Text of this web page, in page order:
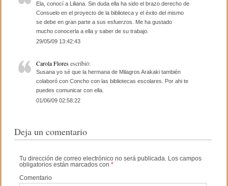
Ela, conocí a Liliana. Sin duda ella ha sido el brazo derecho de
Consuelo en el proyecto de la biblioteca y el éxito del mismo
se debe en gran parte a sus esfuerzos. Me ha gustado
mucho conocerla a ella y saber de su trabajo.
29/05/09 13:42:43
Carola Floresescribió:
Susana yo sé que la hermana de Milagros Arakaki también
colaboró con Concho con las bibliotecas escolares. Por ahi te
puedes comunicar con ella.
01/06/09 02:58:22
Deja un comentario
Tu dirección de correo electrónico no será publicada. Los campos
obligatorios están marcados con*
Comentario